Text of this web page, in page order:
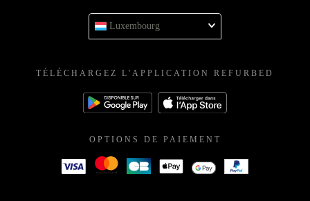
Luxembourg
TÉLÉCHARGEZ L'APPLICATION REFURBED
OPTIONS DE PAIEMENT